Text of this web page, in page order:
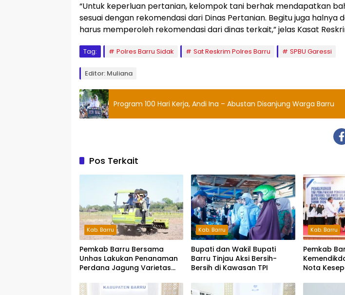
“Untuk keperluan pertanian, kelompok tani berhak mendapatkan
sesuai dengan rekomendasi dari Dinas Pertanian. Begitu juga halnya
harus memperoleh rekomendasi dari dinas terkait,” jelas Kasat
Tag: Polres Barru Sidak Sat Reskrim Polres Barru SPBU Garessi
Editor: Muliana
Program 100 Hari Kerja, Andi Ina – Abustan Disanjung Warga Barru
Pos Terkait
Kab. Barru
Pemkab Barru Bersama
Unhas Lakukan Penanaman
Perdana Jagung Varietas
Kab. Barru
Bupati dan Wakil Bupati
Barru Tinjau Aksi Bersih-
Bersih di Kawasan TPI
Kab. Barru
Pemkab
Nota
Indonesia